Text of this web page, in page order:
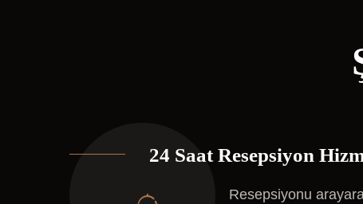
24 Saat Resepsiyon
Resepsiyonu